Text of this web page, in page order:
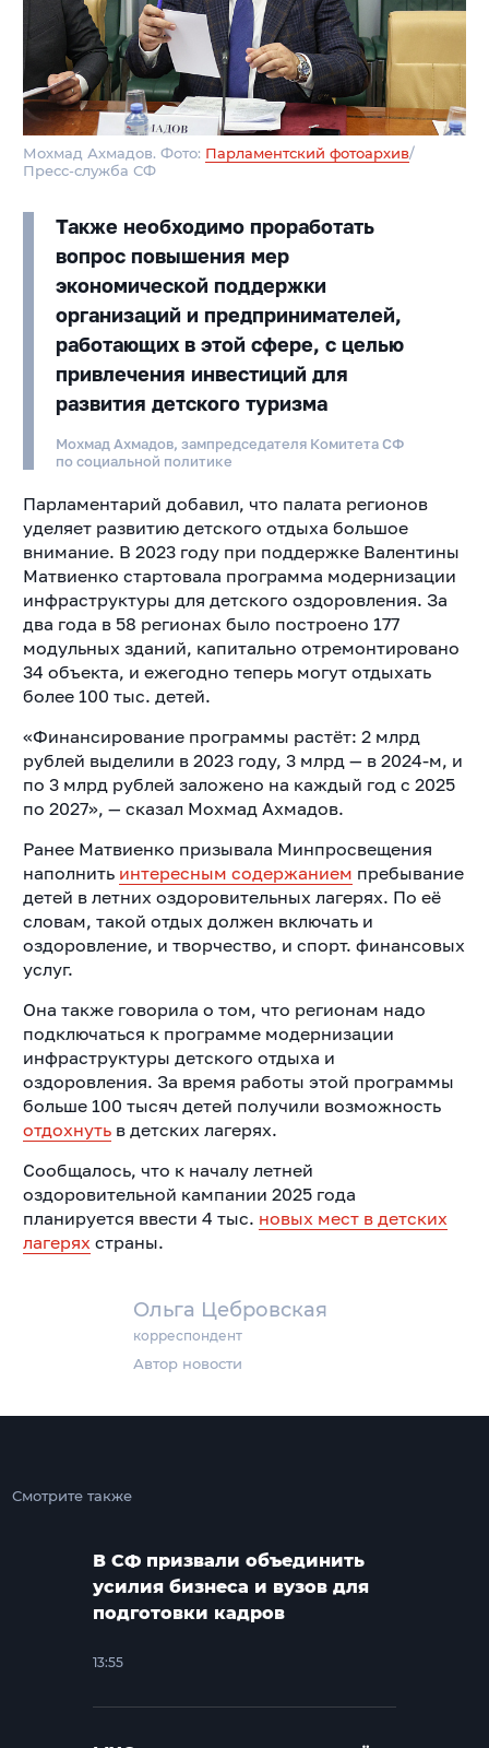
Ольга Цебровская
корреспондент
Автор новости
Мохмад Ахмадов. Фото: Парламентский фотоархив/
Пресс-служба СФ
Также необходимо проработать
вопрос повышения мер
экономической поддержки
организаций и предпринимателей,
работающих в этой сфере, с целью
привлечения инвестиций для
развития детского туризма
Мохмад Ахмадов, зампредседателя Комитета СФ
по социальной политике
Парламентарий добавил, что палата регионов
уделяет развитию детского отдыха большое
внимание. В 2023 году при поддержке Валентины
Матвиенко стартовала программа модернизации
инфраструктуры для детского оздоровления. За
два года в 58 регионах было построено 177
модульных зданий, капитально отремонтировано
34 объекта, и ежегодно теперь могут отдыхать
более 100 тыс. детей.
«Финансирование программы растёт: 2 млрд
рублей выделили в 2023 году, 3 млрд — в 2024-м, и
по 3 млрд рублей заложено на каждый год с 2025
по 2027», — сказал Мохмад Ахмадов.
Ранее Матвиенко призывала Минпросвещения
наполнить интересным содержанием пребывание
детей в летних оздоровительных лагерях. По её
словам, такой отдых должен включать и
оздоровление, и творчество, и спорт. финансовых
услуг.
Она также говорила о том, что регионам надо
подключаться к программе модернизации
инфраструктуры детского отдыха и
оздоровления. За время работы этой программы
больше 100 тысяч детей получили возможность
отдохнутьв детских лагерях.
Сообщалось, что к началу летней
оздоровительной кампании 2025 года
планируется ввести 4 тыс. новых мест в детских
лагеряхстраны.
Смотрите также
В СФ призвали объединить
усилия бизнеса и вузов для
подготовки кадров
13:55